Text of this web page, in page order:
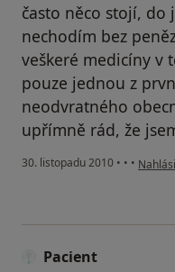
často něco stojí, do
nechodím bez
veškeré medicíny v
pouze jednou z
neodvratného
upřímně rád, že
30. listopadu 2010 • • • podle
Pacient